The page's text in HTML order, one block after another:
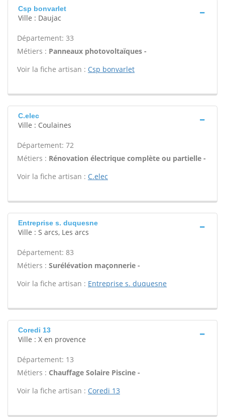
Csp bonvarlet
Ville : Daujac
Département: 33
Métiers : Panneaux photovoltaïques -
Voir la fiche artisan : Csp bonvarlet
C.elec
Ville : Coulaines
Département: 72
Métiers : Rénovation électrique complète ou partielle -
Voir la fiche artisan : C.elec
Entreprise s. duquesne
Ville : S arcs, Les arcs
Département: 83
Métiers : Surélévation maçonnerie -
Voir la fiche artisan : Entreprise s. duquesne
Coredi 13
Ville : X en provence
Département: 13
Métiers : Chauffage Solaire Piscine -
Voir la fiche artisan : Coredi 13